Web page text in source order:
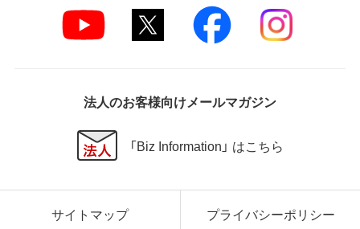
法人のお客様向けメールマガジン
「Biz Information」 はこちら
サイトマップ プライバシーポリシー